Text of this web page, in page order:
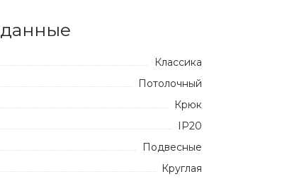
Классика
Потолочный
Крюк
IP20
Подвесные
Круглая